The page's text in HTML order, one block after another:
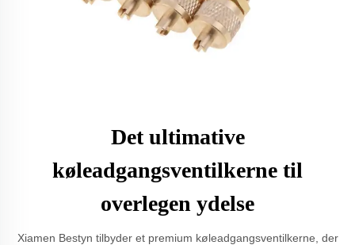
Det ultimative
køleadgangsventilkerne til
overlegen ydelse
Xiamen Bestyn tilbyder et premium køleadgangsventilkerne, der